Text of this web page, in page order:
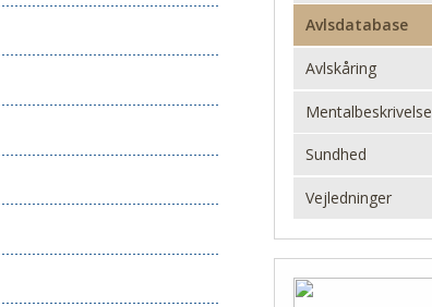
Avlsdatabase
Avlskåring
Mentalbeskrivelse
Sundhed
Vejledninger